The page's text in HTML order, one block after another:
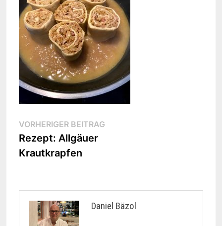
Beitragsnavigation
VORHERIGER BEITRAGVorheriger
Rezept: Allgäuer
Krautkrapfen
Daniel Bäzol